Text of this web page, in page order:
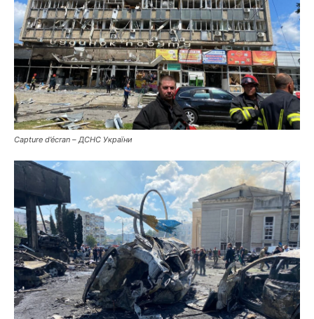
Capture d’écran – ДСНС України